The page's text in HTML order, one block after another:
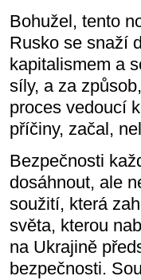
Bohužel, tento
Rusko se snaží
kapitalismem a
síly, a za
proces vedoucí
příčiny, začal,
Bezpečnosti
dosáhnout, ale
soužití, která
světa, kterou
na Ukrajině
bezpečnosti.